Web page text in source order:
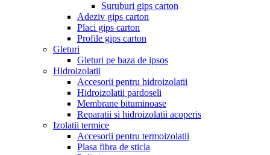
Suruburi gips carton
Adeziv gips carton
Placi gips carton
Profile gips carton
Gleturi
Gleturi pe baza de ipsos
Hidroizolatii
Accesorii pentru hidroizolatii
Hidroizolatii pardoseli
Membrane bituminoase
Reparatii si hidroizolatii acoperis
Izolatii termice
Accesorii pentru termoizolatii
Plasa fibra de sticla